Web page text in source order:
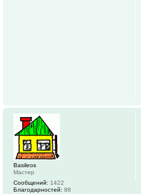
Basileos
Мастер
Сообщений: 1422
Благодарностей: 88